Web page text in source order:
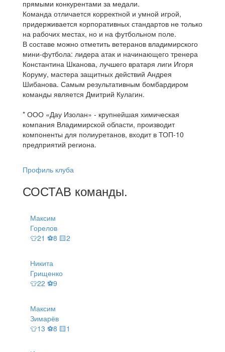
прямыми конкурентами за медали.
Команда отличается корректной и умной игрой,
придерживается корпоративных стандартов не только
на рабочих местах, но и на футбольном поле.
В составе можно отметить ветеранов владимирского
мини-футбола: лидера атак и начинающего тренера
Константина Шканова, лучшего вратаря лиги Игоря
Коруму, мастера защитных действий Андрея
Шибанова. Самым результативным бомбардиром
команды является Дмитрий Кулагин.
* ООО «Дау Изолан» - крупнейшая химическая
компания Владимирской области, производит
компоненты для полиуретанов, входит в ТОП-10
предприятий региона.
Профиль клуба
СОСТАВ команды.
Максим
Горелов
👕21 ⚽8 🟨2
Никита
Грищенко
👕22 ⚽9
Максим
Зимарёв
👕13 ⚽8 🟨1